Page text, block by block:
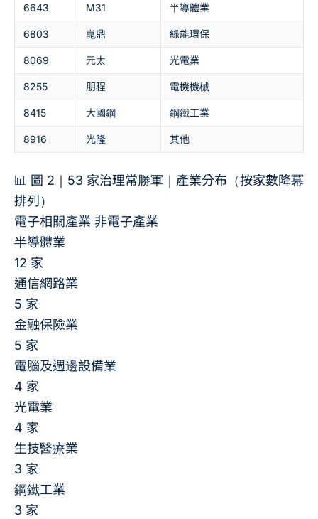
6643 M31 半導體業
6803 崑鼎 綠能環保
8069 元太 光電業
8255 朋程 電機機械
8415 大國鋼 鋼鐵工業
8916 光隆 其他
📊 圖 2｜53 家治理常勝軍｜產業分布（按家數降冪
排列）
電子相關產業 非電子產業
半導體業
12 家
通信網路業
5 家
金融保險業
5 家
電腦及週邊設備業
4 家
光電業
4 家
生技醫療業
3 家
鋼鐵工業
3 家